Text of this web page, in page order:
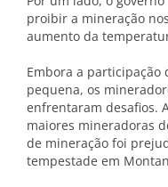
proibir a mineração
aumento da
Embora a participação
pequena, os
enfrentaram desafios.
maiores mineradoras
de mineração foi
tempestade em